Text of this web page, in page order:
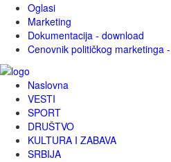
Oglasi
Marketing
Dokumentacija - download
Cenovnik političkog marketinga
Naslovna
VESTI
SPORT
DRUŠTVO
KULTURA I ZABAVA
SRBIJA